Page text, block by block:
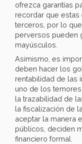
ofrezca garantías
recordar que estas
terceros, por lo
perversos pueden
mayúsculos.
Asimismo, es
deben hacer los
rentabilidad de las
uno de los
la trazabilidad de
la fiscalización de
aceptar la manera
públicos, deciden
financiero formal.